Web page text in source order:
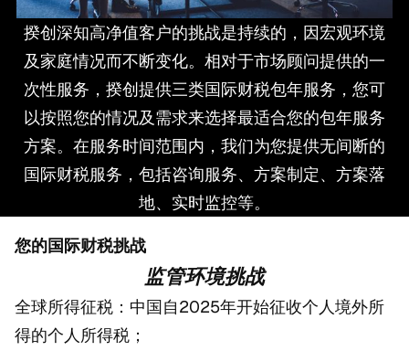
揆创深知高净值客户的挑战是持续的，因宏观环境
及家庭情况而不断变化。相对于市场顾问提供的一
次性服务，揆创提供三类国际财税包年服务，您可
以按照您的情况及需求来选择最适合您的包年服务
方案。在服务时间范围内，我们为您提供无间断的
国际财税服务，包括咨询服务、方案制定、方案落
地、实时监控等。
您的国际财税挑战
监管环境挑战
全球所得征税：中国自2025年开始征收个人境外所
得的个人所得税；